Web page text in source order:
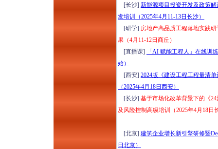
[长沙] 新能源项目投资开发及政策
发培训（2025年4月11-13日长沙）
[研学] 房地产高品质工程落地实践
果（4月11-12日商丘）
[直播课]
「AI 赋能工程人」在线训
始）
[西安] 2024版《建设工程工程量清
（2025年4月18日西安）
[长沙] 基于市场化改革背景下的《
及风险控制高级培训（2025年4月18日
[北京] 建筑企业增长新引擎研修暨
日北京）